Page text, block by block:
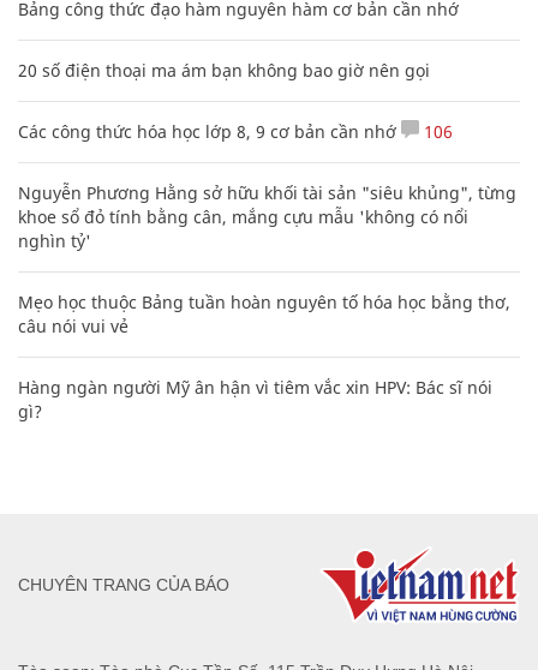
Bảng công thức đạo hàm nguyên hàm cơ bản cần nhớ
20 số điện thoại ma ám bạn không bao giờ nên gọi
Các công thức hóa học lớp 8, 9 cơ bản cần nhớ 106
Nguyễn Phương Hằng sở hữu khối tài sản "siêu khủng", từng
khoe sổ đỏ tính bằng cân, mắng cựu mẫu 'không có nổi
nghìn tỷ'
Mẹo học thuộc Bảng tuần hoàn nguyên tố hóa học bằng thơ,
câu nói vui vẻ
Hàng ngàn người Mỹ ân hận vì tiêm vắc xin HPV: Bác sĩ nói
gì?
CHUYÊN TRANG CỦA BÁO